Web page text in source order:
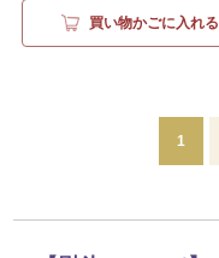
買い物かごに入れる
1